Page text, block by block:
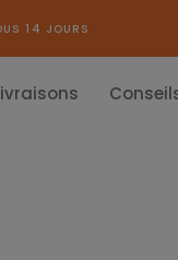
14 JOURS